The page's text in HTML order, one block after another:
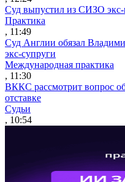
Суд выпустил из СИЗО
Практика
, 11:49
Суд Англии обязал
экс-супруги
Международная практика
, 11:30
ВККС рассмотрит вопрос об
отставке
Судьи
, 10:54